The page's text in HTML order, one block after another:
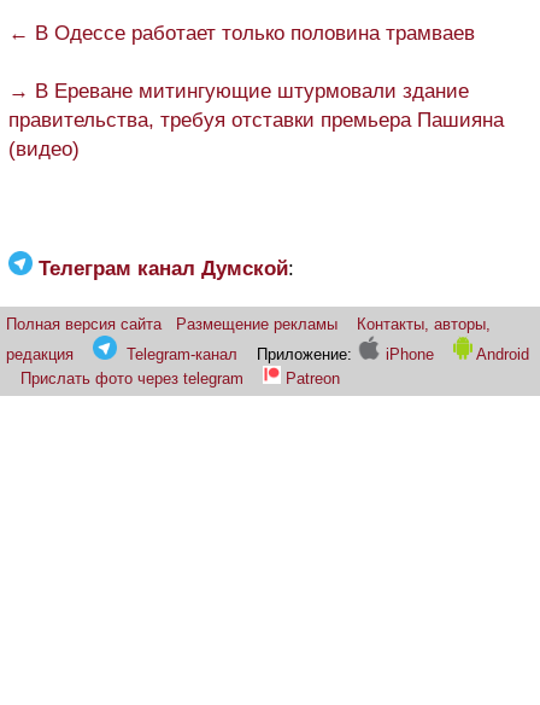
← В Одессе работает только половина трамваев
→ В Ереване митингующие штурмовали здание
правительства, требуя отставки премьера Пашияна
(видео)
Телеграм канал Думской:
Полная версия сайта Размещение рекламы
Контакты, авторы,
редакция
Telegram-канал Приложение: iPhone
Android
Прислать фото через telegram
Patreon